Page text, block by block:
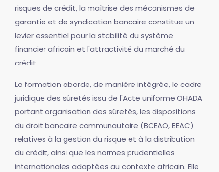
risques de crédit, la maîtrise des mécanismes de
garantie et de syndication bancaire constitue un
levier essentiel pour la stabilité du système
financier africain et l'attractivité du marché du
crédit.
La formation aborde, de manière intégrée, le cadre
juridique des sûretés issu de l'Acte uniforme OHADA
portant organisation des sûretés, les dispositions
du droit bancaire communautaire (BCEAO, BEAC)
relatives à la gestion du risque et à la distribution
du crédit, ainsi que les normes prudentielles
internationales adaptées au contexte africain. Elle